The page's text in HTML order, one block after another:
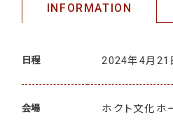
INFORMATION
日程 2024年4月21
会場 ホクト文化ホ